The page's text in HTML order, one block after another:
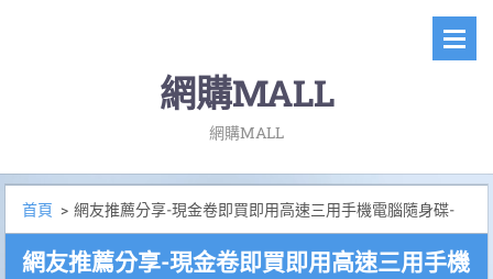
網購MALL
網購MALL
首頁 > 網友推薦分享-現金卷即買即用高速三用手機電腦隨身碟-
網友推薦分享-現金卷即買即用高速三用手機